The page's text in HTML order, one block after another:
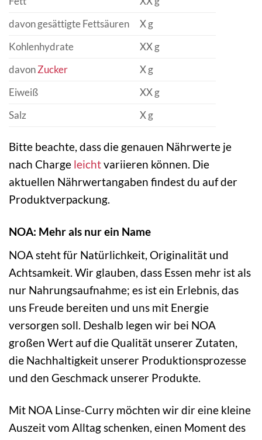
davon gesättigte Fettsäuren
X g
Kohlenhydrate
XX g
davonZucker
X g
Eiweiß
XX g
Salz
X g
Bitte beachte, dass die genauen Nährwerte je
nach Charge leichtvariieren können. Die
aktuellen Nährwertangaben findest du auf der
Produktverpackung.
NOA: Mehr als nur ein Name
NOA steht für Natürlichkeit, Originalität und
Achtsamkeit. Wir glauben, dass Essen mehr ist als
nur Nahrungsaufnahme; es ist ein Erlebnis, das
uns Freude bereiten und uns mit Energie
versorgen soll. Deshalb legen wir bei NOA
großen Wert auf die Qualität unserer Zutaten,
die Nachhaltigkeit unserer Produktionsprozesse
und den Geschmack unserer Produkte.
Mit NOA Linse-Curry möchten wir dir eine kleine
Auszeit vom Alltag schenken, einen Moment des